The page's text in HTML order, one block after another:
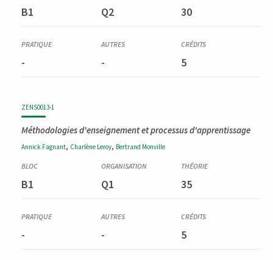
B1 Q2 30
- - 5
ZENS0013-1
Méthodologies d'enseignement et processus d'apprentissage
Annick Fagnant, Charlène Leroy, Bertrand Monville
B1 Q1 35
- - 5